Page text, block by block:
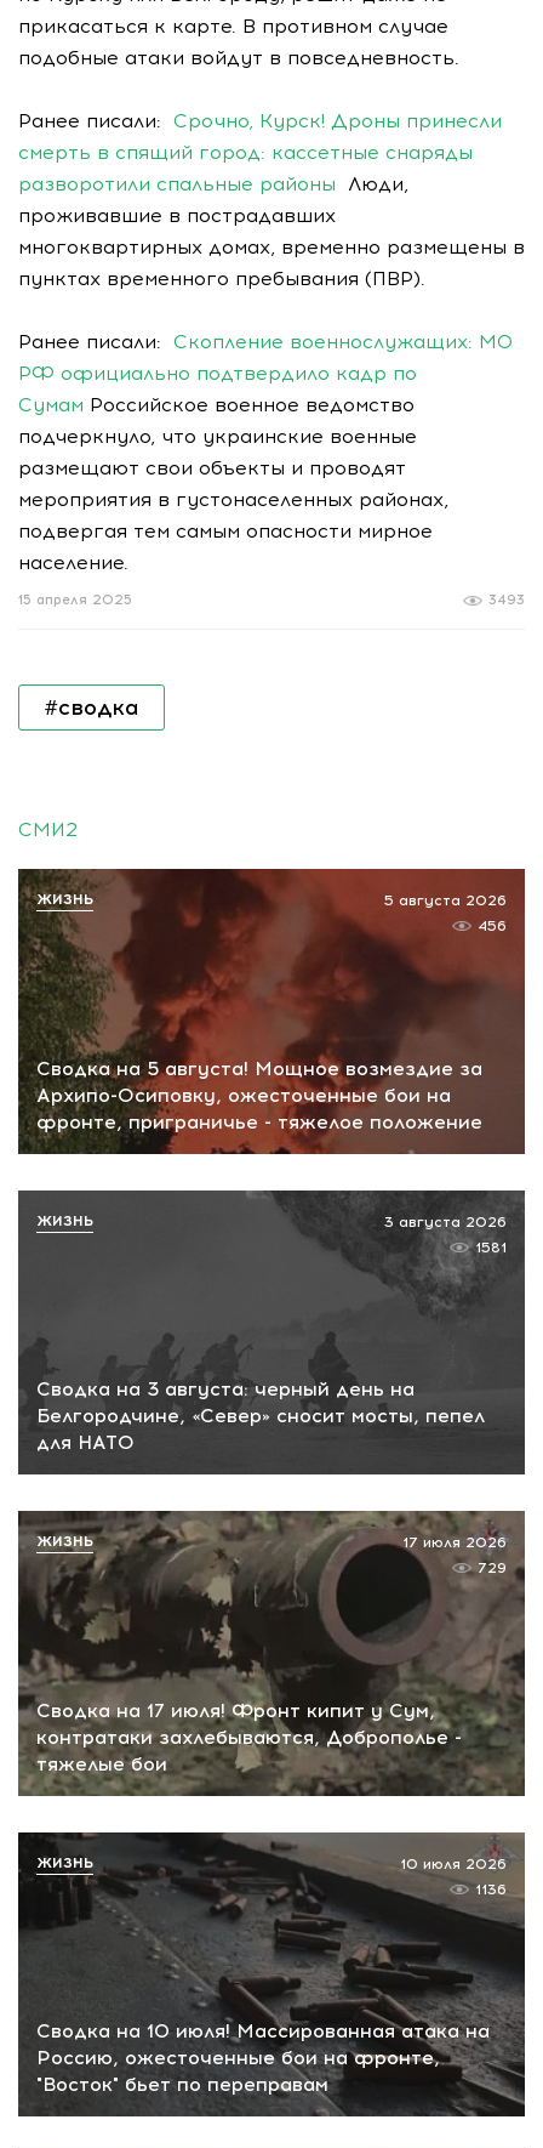
прикасаться к карте. В противном случае
подобные атаки войдут в повседневность.
Ранее писали: Срочно, Курск! Дроны принесли
смерть в спящий город: кассетные снаряды
разворотили спальные районы Люди,
проживавшие в пострадавших
многоквартирных домах, временно размещены в
пунктах временного пребывания (ПВР).
Ранее писали: Скопление военнослужащих: МО
РФ официально подтвердило кадр по
Сумам Российское военное ведомство
подчеркнуло, что украинские военные
размещают свои объекты и проводят
мероприятия в густонаселенных районах,
подвергая тем самым опасности мирное
население.
3493
15 апреля 2025
#сводка
СМИ2
Сводка на 5 августа! Мощное возмездие за
Архипо-Осиповку, ожесточенные бои на
фронте, приграничье - тяжелое положение
5 августа 2026
456
ЖИЗНЬ
Сводка на 3 августа: черный день на
Белгородчине, «Север» сносит мосты, пепел
для НАТО
3 августа 2026
1581
ЖИЗНЬ
Сводка на 17 июля! Фронт кипит у Сум,
контратаки захлебываются, Доброполье -
тяжелые бои
17 июля 2026
729
ЖИЗНЬ
Сводка на 10 июля! Массированная атака на
Россию, ожесточенные бои на фронте,
"Восток" бьет по переправам
10 июля 2026
1136
ЖИЗНЬ